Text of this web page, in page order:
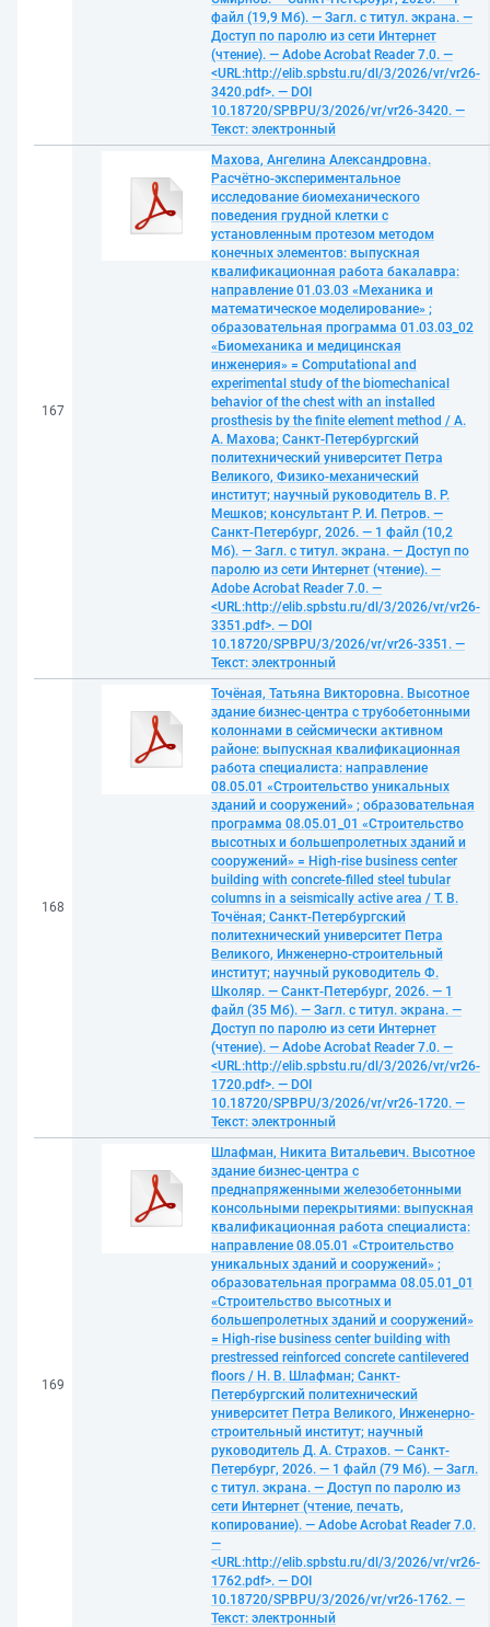
файл (19,9 Мб). — Загл. с титул. экрана. —
Доступ по паролю из сети Интернет
(чтение). — Adobe Acrobat Reader 7.0. —
<URL:http://elib.spbstu.ru/dl/3/2026/vr/vr26-
3420.pdf>. — DOI
10.18720/SPBPU/3/2026/vr/vr26-3420. —
Текст: электронный
167
Махова, Ангелина Александровна.
Расчётно-экспериментальное
исследование биомеханического
поведения грудной клетки с
установленным протезом методом
конечных элементов: выпускная
квалификационная работа бакалавра:
направление 01.03.03 «Механика и
математическое моделирование» ;
образовательная программа 01.03.03_02
«Биомеханика и медицинская
инженерия» = Computational and
experimental study of the biomechanical
behavior of the chest with an installed
prosthesis by the finite element method / А.
А. Махова; Санкт-Петербургский
политехнический университет Петра
Великого, Физико-механический
институт; научный руководитель В. Р.
Мешков; консультант Р. И. Петров. —
Санкт-Петербург, 2026. — 1 файл (10,2
Мб). — Загл. с титул. экрана. — Доступ по
паролю из сети Интернет (чтение). —
Adobe Acrobat Reader 7.0. —
<URL:http://elib.spbstu.ru/dl/3/2026/vr/vr26-
3351.pdf>. — DOI
10.18720/SPBPU/3/2026/vr/vr26-3351. —
Текст: электронный
168
Точёная, Татьяна Викторовна. Высотное
здание бизнес-центра с трубобетонными
колоннами в сейсмически активном
районе: выпускная квалификационная
работа специалиста: направление
08.05.01 «Строительство уникальных
зданий и сооружений» ; образовательная
программа 08.05.01_01 «Строительство
высотных и большепролетных зданий и
сооружений» = High-rise business center
building with concrete-filled steel tubular
columns in a seismically active area / Т. В.
Точёная; Санкт-Петербургский
политехнический университет Петра
Великого, Инженерно-строительный
институт; научный руководитель Ф.
Школяр. — Санкт-Петербург, 2026. — 1
файл (35 Мб). — Загл. с титул. экрана. —
Доступ по паролю из сети Интернет
(чтение). — Adobe Acrobat Reader 7.0. —
<URL:http://elib.spbstu.ru/dl/3/2026/vr/vr26-
1720.pdf>. — DOI
10.18720/SPBPU/3/2026/vr/vr26-1720. —
Текст: электронный
169
Шлафман, Никита Витальевич. Высотное
здание бизнес-центра с
преднапряженными железобетонными
консольными перекрытиями: выпускная
квалификационная работа специалиста:
направление 08.05.01 «Строительство
уникальных зданий и сооружений» ;
образовательная программа 08.05.01_01
«Строительство высотных и
большепролетных зданий и сооружений»
= High-rise business center building with
prestressed reinforced concrete cantilevered
floors / Н. В. Шлафман; Санкт-
Петербургский политехнический
университет Петра Великого, Инженерно-
строительный институт; научный
руководитель Д. А. Страхов. — Санкт-
Петербург, 2026. — 1 файл (79 Мб). — Загл.
с титул. экрана. — Доступ по паролю из
сети Интернет (чтение, печать,
копирование). — Adobe Acrobat Reader 7.0.
—
<URL:http://elib.spbstu.ru/dl/3/2026/vr/vr26-
1762.pdf>. — DOI
10.18720/SPBPU/3/2026/vr/vr26-1762. —
Текст: электронный